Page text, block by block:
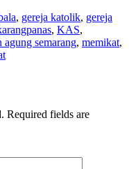
, gereja katolik, gereja
, KAS,
agung semarang, memikat,
Required fields are